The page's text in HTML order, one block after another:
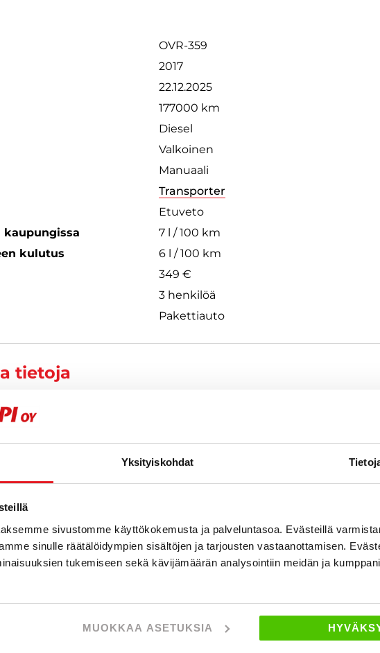
Yksityiskohdat
sivustomme käyttökokemusta ja palveluntasoa. Evästeillä
sinulle räätälöidympien sisältöjen ja tarjousten vastaanottamisen.
tukemiseen sekä kävijämäärän analysointiin meidän ja
MUOKKAA ASETUKSIA
OVR-359
2017
22.12.2025
177000 km
Diesel
Valkoinen
Manuaali
Transporter
Etuveto
7 l / 100 km
kulutus
6 l / 100 km
349 €
3 henkilöä
Pakettiauto
tietoja